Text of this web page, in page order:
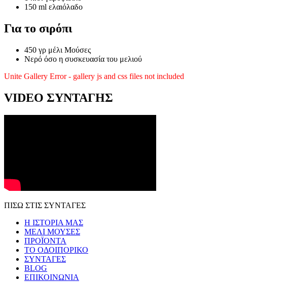
150 ml ελαιόλαδο
Για το σιρόπι
450 γρ μέλι Μούσες
Νερό όσο η συσκευασία του μελιού
Unite Gallery Error - gallery js and css files not included
VIDEO ΣΥΝΤΑΓΗΣ
ΠΙΣΩ ΣΤΙΣ ΣΥΝΤΑΓΕΣ
Η ΙΣΤΟΡΙΑ ΜΑΣ
ΜΕΛΙ ΜΟΥΣΕΣ
ΠΡΟΪΟΝΤΑ
ΤΟ ΟΔΟΙΠΟΡΙΚΟ
ΣΥΝΤΑΓΕΣ
BLOG
ΕΠΙΚΟΙΝΩΝΙΑ